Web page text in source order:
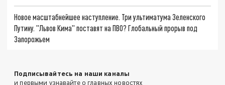
Новое масштабнейшее наступление. Три ультиматума Зеленского
Путину. "Львов Кима" поставят на ПВО? Глобальный прорыв под
Запорожьем
Подписывайтесь на наши каналы
и первыми узнавайте о главных новостях